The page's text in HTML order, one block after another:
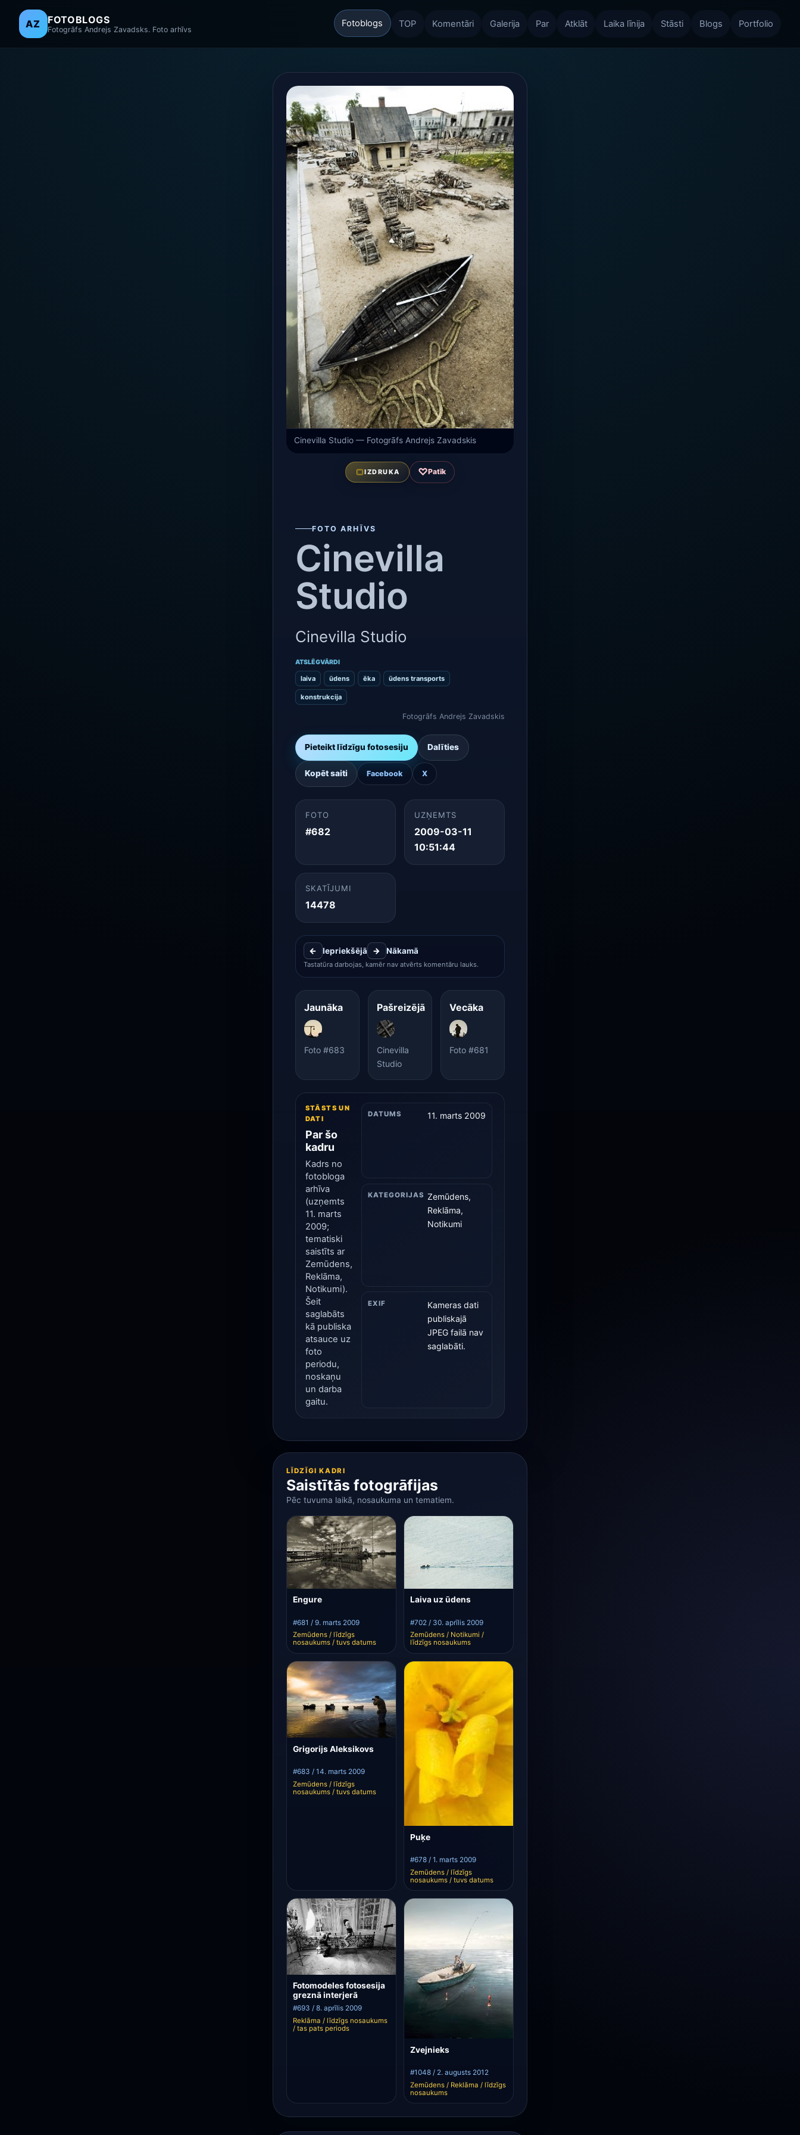
AZ FOTOBLOGS
Fotogrāfs Andrejs Zavadsks. Foto arhīvs
Fotoblogs TOP Komentāri Galerija Par Atklāt Laika līnija Stāsti Blogs Portfolio
Cinevilla Studio — Fotogrāfs Andrejs Zavadskis
IZDRUKA ♡Patīk
FOTO ARHĪVS
Cinevilla
Studio
Cinevilla Studio
ATSLĒGVĀRDI
laiva ūdens ēka ūdens transports
konstrukcija
Fotogrāfs Andrejs Zavadskis
Pieteikt līdzīgu fotosesiju Dalīties
Kopēt saiti Facebook X
FOTO
#682
UZŅEMTS
2009-03-11
10:51:44
SKATĪJUMI
14478
← Iepriekšējā → Nākamā
Tastatūra darbojas, kamēr nav atvērts komentāru lauks.
Jaunāka
Foto #683
Pašreizējā
Cinevilla
Studio
Vecāka
Foto #681
STĀSTS UN
DATI
Par šo
kadru
Kadrs no
fotobloga
arhīva
(uzņemts
11. marts
2009;
tematiski
saistīts ar
Zemūdens,
Reklāma,
Notikumi).
Šeit
saglabāts
kā publiska
atsauce uz
foto
periodu,
noskaņu
un darba
gaitu.
DATUMS 11. marts 2009
KATEGORIJAS Zemūdens,
Reklāma,
Notikumi
EXIF
Kameras dati
publiskajā
JPEG failā nav
saglabāti.
LĪDZĪGI KADRI
Saistītās fotogrāfijas
Pēc tuvuma laikā, nosaukuma un tematiem.
Engure
#681 / 9. marts 2009
Zemūdens / līdzīgs
nosaukums / tuvs datums
Laiva uz ūdens
#702 / 30. aprīlis 2009
Zemūdens / Notikumi /
līdzīgs nosaukums
Grigorijs Aleksikovs
#683 / 14. marts 2009
Zemūdens / līdzīgs
nosaukums / tuvs datums
Puķe
#678 / 1. marts 2009
Zemūdens / līdzīgs
nosaukums / tuvs datums
Fotomodeles fotosesija
greznā interjerā
#693 / 8. aprīlis 2009
Reklāma / līdzīgs nosaukums
/ tas pats periods
Zvejnieks
#1048 / 2. augusts 2012
Zemūdens / Reklāma / līdzīgs
nosaukums